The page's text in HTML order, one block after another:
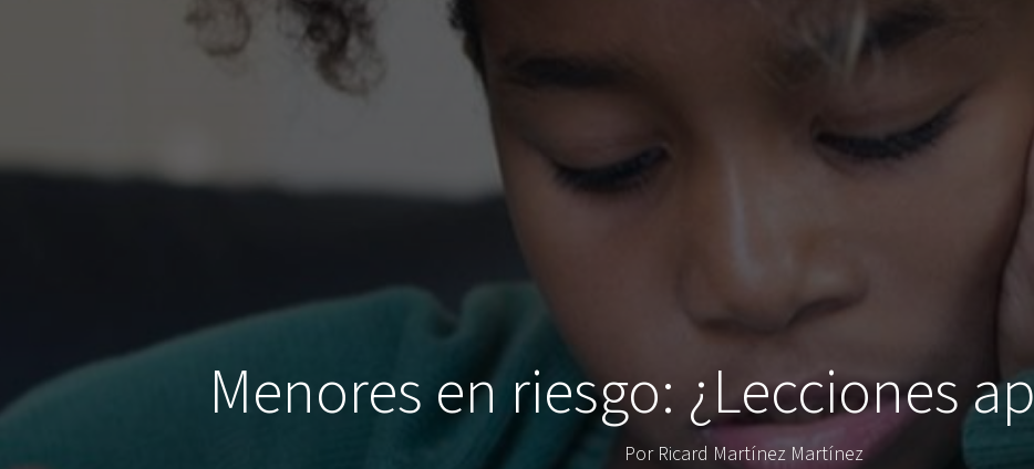
Menores en riesgo: ¿Lecciones
Por Ricard Martínez Martínez